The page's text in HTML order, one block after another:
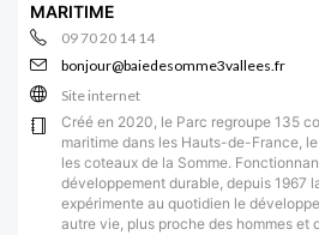
MARITIME
09 70 20 14 14
bonjour@baiedesomme3vallees.fr
Site internet
Créé en 2020, le Parc regroupe 135
maritime dans les Hauts-de-France,
les coteaux de la Somme.
développement durable, depuis 1967
expérimente au quotidien le
autre vie, plus proche des hommes et